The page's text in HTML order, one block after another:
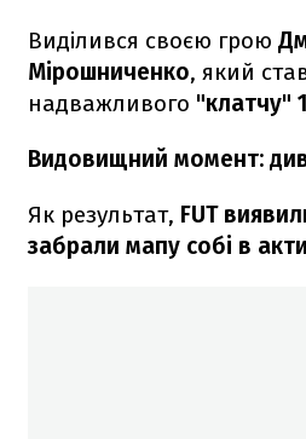
Виділився своєю грою
Мірошниченко, який
надважливого "клатчу"
Видовищний момент:
Як результат, FUT
забрали мапу собі в